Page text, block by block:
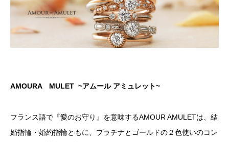
AMOURA MULET ~アムール アミュレット~
フランス語で『愛のお守り』を意味するAMOUR AMULETは、結
婚指輪・婚約指輪ともに、プラチナとゴールドの２色使いのコン